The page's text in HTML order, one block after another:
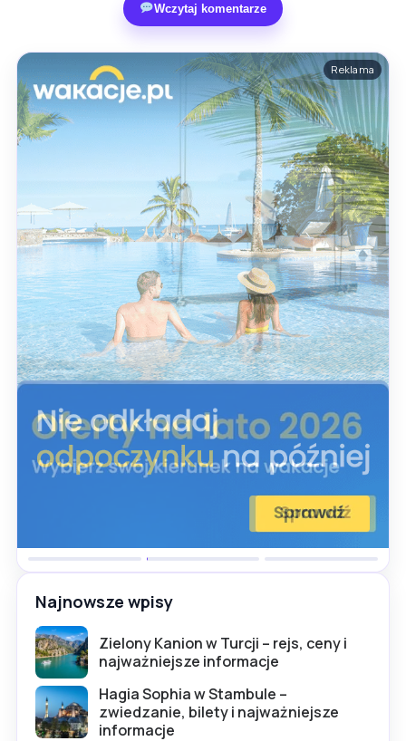
Wczytaj komentarze
Reklama
Najnowsze wpisy
Zielony Kanion w Turcji – rejs, ceny i
najważniejsze informacje
Hagia Sophia w Stambule –
zwiedzanie, bilety i najważniejsze
informacje